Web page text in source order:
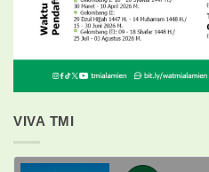
VIVA TMI